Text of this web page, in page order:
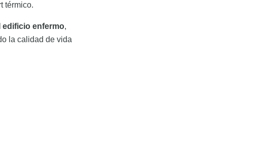
térmico.
edificio enfermo,
la calidad de vida